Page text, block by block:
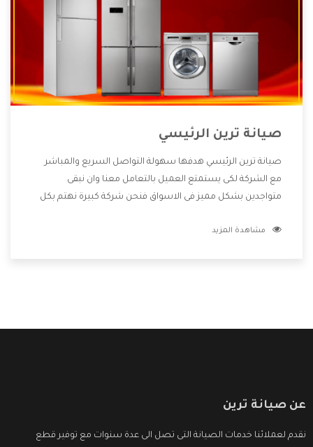
صيانة ترين الرئيسي
صيانة ترين الرئيسي هدفها سهولة التواصل السريع والمباشر
مع الشركة لكى يستمتع العميل بالتعامل معنا وان نبقى
متواجدين بشكل مميز فى الاسواق فنحن شركة كبيرة نهتم بكل
الشركة بها والتى تكون منها خدمة الصيانة التى تكون من أهم
مشاهدة المزيد
عن صيانة ترين
نقدم لعملائنا خدمات الصيانة التى تصل الى عدة سنوات مع توفير قطع